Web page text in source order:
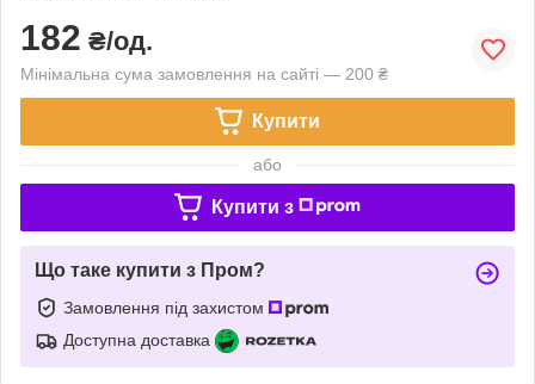
182 ₴/од.
Мінімальна сума замовлення на сайті — 200 ₴
Купити
або
Купити з
Що таке купити з Пром?
Замовлення під захистом
Доступна доставка